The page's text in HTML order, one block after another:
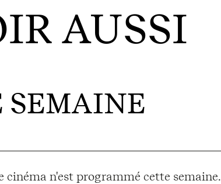
AUSSI
SEMAINE
cinéma n'est programmé cette semaine.